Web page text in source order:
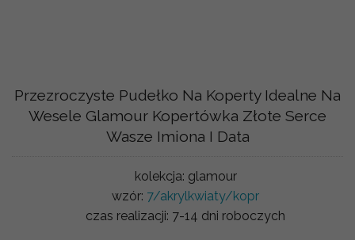
Przezroczyste Pudełko Na Koperty Idealne Na
Wesele Glamour Kopertówka Złote Serce
Wasze Imiona I Data
kolekcja: glamour
wzór: 7/akrylkwiaty/kopr
czas realizacji: 7-14 dni roboczych